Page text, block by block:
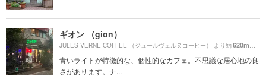
ギオン （gion）
JULES VERNE COFFEE （ジュールヴェルヌコーヒー） より約620m （徒
青いライトが特徴的な、個性的なカフェ。不思議な居心地の良
さがあります。ナ...